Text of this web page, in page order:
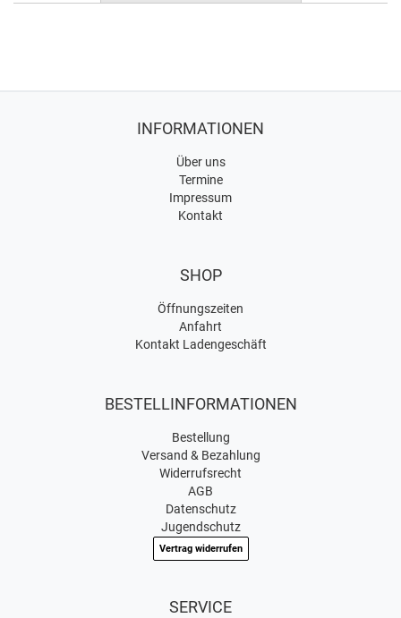
INFORMATIONEN
Über uns
Termine
Impressum
Kontakt
SHOP
Öffnungszeiten
Anfahrt
Kontakt Ladengeschäft
BESTELLINFORMATIONEN
Bestellung
Versand & Bezahlung
Widerrufsrecht
AGB
Datenschutz
Jugendschutz
Vertrag widerrufen
SERVICE